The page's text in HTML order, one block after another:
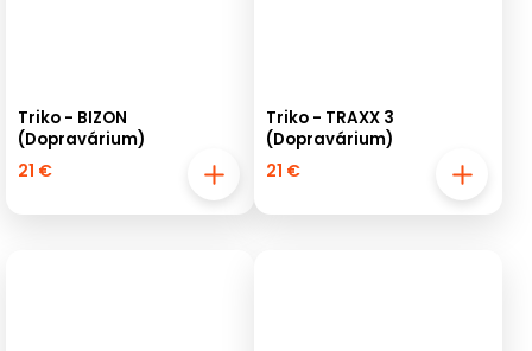
Triko - BIZON
(Dopravárium)
21 €
Triko - TRAXX 3
(Dopravárium)
21 €